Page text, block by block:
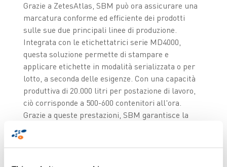
Grazie a ZetesAtlas, SBM può ora assicurare una
marcatura conforme ed efficiente dei prodotti
sulle sue due principali linee di produzione.
Integrata con le etichettatrici serie MD4000,
questa soluzione permette di stampare e
applicare etichette in modalità serializzata o per
lotto, a seconda delle esigenze. Con una capacità
produttiva di 20.000 litri per postazione di lavoro,
ciò corrisponde a 500-600 contenitori all'ora.
Grazie a queste prestazioni, SBM garantisce la
massima flessibilità nella gestione delle linee di
imballaggio, essendo in grado di adattarsi a